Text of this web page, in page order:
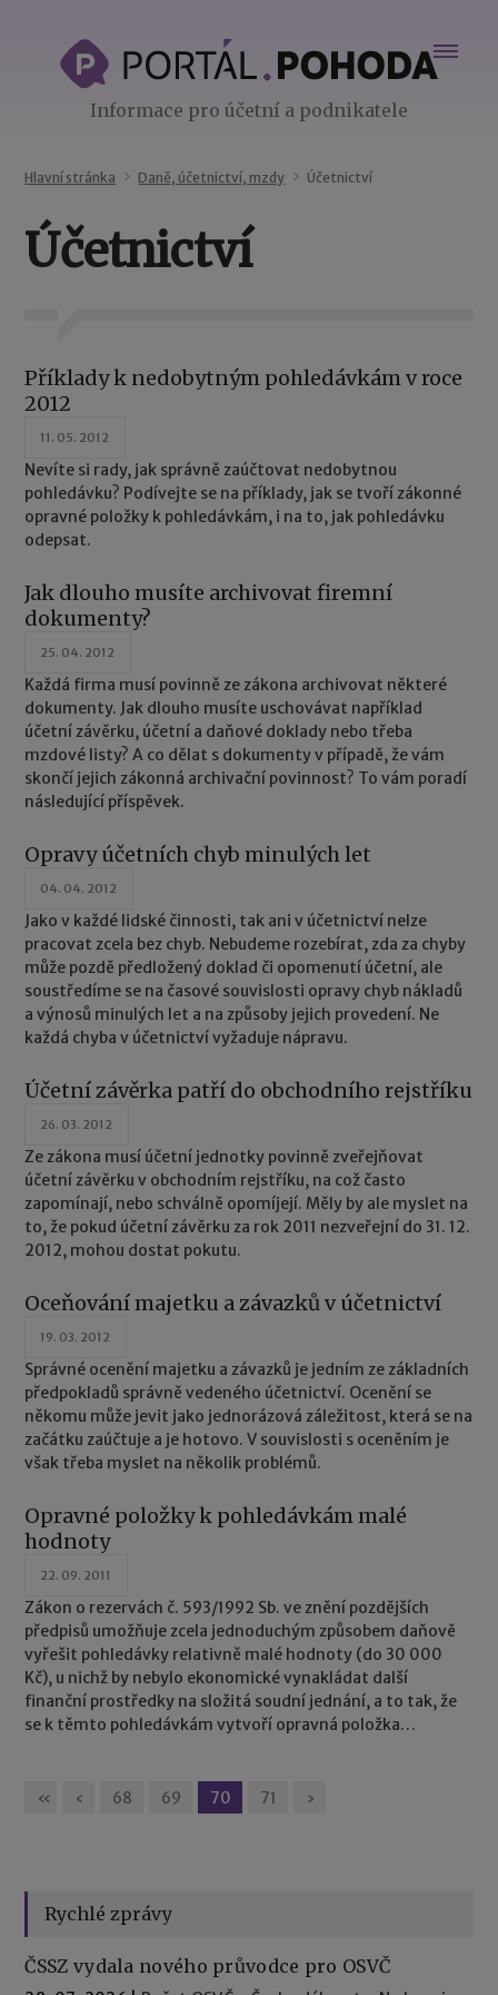
Informace pro účetní a podnikatele
Hlavní stránka Daně, účetnictví, mzdy Účetnictví
Účetnictví
Příklady k nedobytným pohledávkám v roce
2012
11. 05. 2012
Nevíte si rady, jak správně zaúčtovat nedobytnou
pohledávku? Podívejte se na příklady, jak se tvoří zákonné
opravné položky k pohledávkám, i na to, jak pohledávku
odepsat.
Jak dlouho musíte archivovat firemní
dokumenty?
25. 04. 2012
Každá firma musí povinně ze zákona archivovat některé
dokumenty. Jak dlouho musíte uschovávat například
účetní závěrku, účetní a daňové doklady nebo třeba
mzdové listy? A co dělat s dokumenty v případě, že vám
skončí jejich zákonná archivační povinnost? To vám poradí
následující příspěvek.
Opravy účetních chyb minulých let
04. 04. 2012
Jako v každé lidské činnosti, tak ani v účetnictví nelze
pracovat zcela bez chyb. Nebudeme rozebírat, zda za chyby
může pozdě předložený doklad či opomenutí účetní, ale
soustředíme se na časové souvislosti opravy chyb nákladů
a výnosů minulých let a na způsoby jejich provedení. Ne
každá chyba v účetnictví vyžaduje nápravu.
Účetní závěrka patří do obchodního rejstříku
26. 03. 2012
Ze zákona musí účetní jednotky povinně zveřejňovat
účetní závěrku v obchodním rejstříku, na což často
zapomínají, nebo schválně opomíjejí. Měly by ale myslet na
to, že pokud účetní závěrku za rok 2011 nezveřejní do 31. 12.
2012, mohou dostat pokutu.
Oceňování majetku a závazků v účetnictví
19. 03. 2012
Správné ocenění majetku a závazků je jedním ze základních
předpokladů správně vedeného účetnictví. Ocenění se
někomu může jevit jako jednorázová záležitost, která se na
začátku zaúčtuje a je hotovo. V souvislosti s oceněním je
však třeba myslet na několik problémů.
Opravné položky k pohledávkám malé
hodnoty
22. 09. 2011
Zákon o rezervách č. 593/1992 Sb. ve znění pozdějších
předpisů umožňuje zcela jednoduchým způsobem daňově
vyřešit pohledávky relativně malé hodnoty (do 30 000
Kč), u nichž by nebylo ekonomické vynakládat další
finanční prostředky na složitá soudní jednání, a to tak, že
se k těmto pohledávkám vytvoří opravná položka
« ‹ 68 69 70 71 ›
Rychlé zprávy
ČSSZ vydala nového průvodce pro OSVČ